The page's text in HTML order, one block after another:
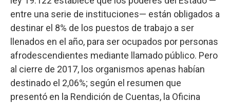
entre una serie de instituciones— están obligados a
destinar el 8% de los puestos de trabajo a ser
llenados en el año, para ser ocupados por personas
afrodescendientes mediante llamado público. Pero
al cierre de 2017, los organismos apenas habían
destinado el 2,06%; según el resumen que
presentó en la Rendición de Cuentas, la Oficina